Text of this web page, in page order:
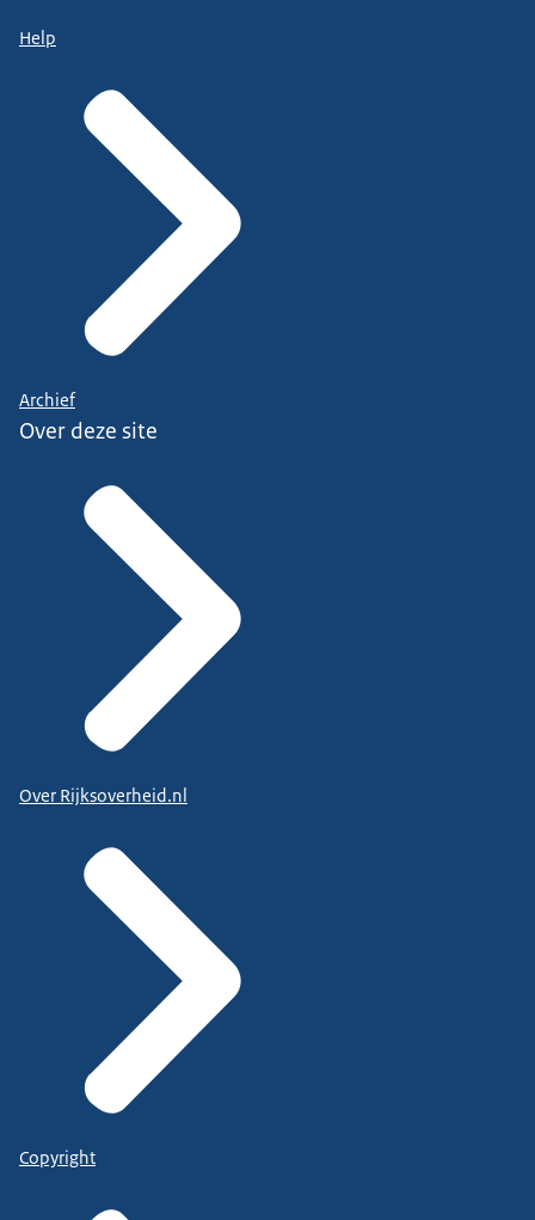
Help
Archief
Over deze site
Over Rijksoverheid.nl
Copyright